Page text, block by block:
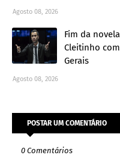
Agosto 08, 2026
Fim da
Cleitinho
Gerais
Agosto 08, 2026
POSTAR UM COMENTÁRIO
0 Comentários